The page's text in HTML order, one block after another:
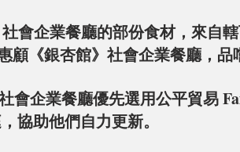
會企業餐廳的部份食材，來自
顧《銀杏館》社會企業餐廳，品
會企業餐廳優先選用公平貿易
助他們自力更新。